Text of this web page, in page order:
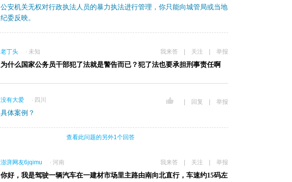
公安机关无权对行政执法人员的暴力执法进行管理，你只能向城管局或当地
纪委反映。
老丁头 ∙ 未知 我来答 关注 举报
为什么国家公务员干部犯了法就是警告而已？犯了法也要承担刑事责任啊
没有大爱 ∙ 四川 回复 举报
具体案例？
查看此问题的另外1个回答
澎湃网友6jqimu ∙ 河南 我来答 关注 举报
你好，我是驾驶一辆汽车在一建材市场里主路由南向北直行，车速约15码左